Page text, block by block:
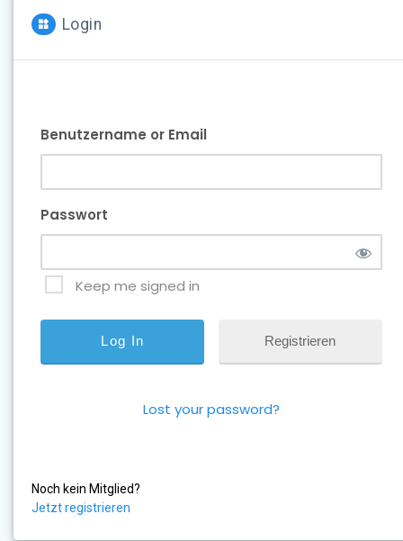
Login
Benutzername or Email
Passwort
Keep me signed in
Registrieren
Lost your password?
Noch kein Mitglied?
Jetzt registrieren